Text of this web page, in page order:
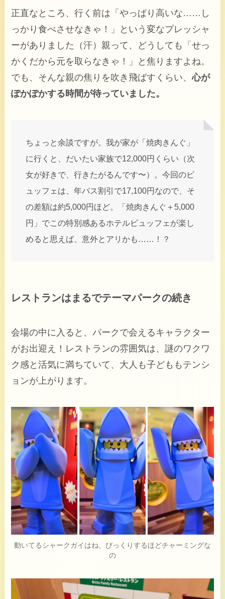
正直なところ、行く前は「やっぱり高いな……し
っかり食べさせなきゃ！」という変なプレッシャ
ーがありました（汗）親って、どうしても「せっ
かくだから元を取らなきゃ！」と焦りますよね。
でも、そんな親の焦りを吹き飛ばすくらい、心が
ぽかぽかする時間が待っていました。
ちょっと余談ですが。我が家が「焼肉きんぐ」
に行くと、だいたい家族で12,000円くらい（次
女が好きで、行きたがるんです〜）。今回のビ
ュッフェは、年パス割引で17,100円なので、そ
の差額は約5,000円ほど。「焼肉きんぐ＋5,000
円」でこの特別感あるホテルビュッフェが楽し
めると思えば、意外とアリかも……！？
レストランはまるでテーマパークの続き
会場の中に入ると、パークで会えるキャラクター
がお出迎え！レストランの雰囲気は、謎のワクワ
ク感と活気に満ちていて、大人も子どももテンシ
ョンが上がります。
動いてるシャークガイはね、びっくりするほどチャーミングな
の